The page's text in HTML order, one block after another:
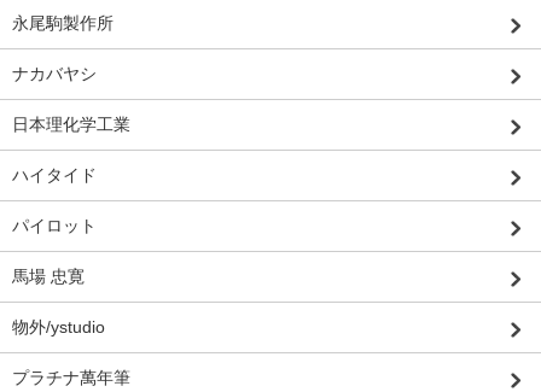
永尾駒製作所
ナカバヤシ
日本理化学工業
ハイタイド
パイロット
馬場 忠寛
物外/ystudio
プラチナ萬年筆